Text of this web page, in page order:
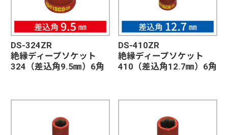
DS-324ZR
絶縁ディープソケット
324（差込角9.5㎜）6角
DS-410ZR
絶縁ディープソケット
410（差込角12.7㎜）6角